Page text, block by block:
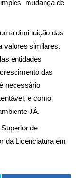
mudança de
diminuição das
valores similares.
entidades
das
necessário
e como
JÁ.
de
da Licenciatura em